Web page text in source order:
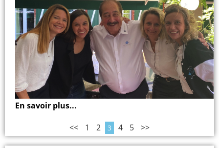
En savoir plus...
<< 1 2 3 4 5 >>